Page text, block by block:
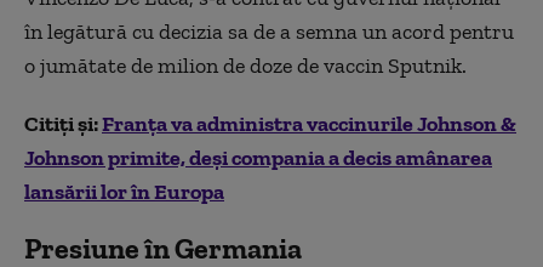
în legătură cu decizia sa de a semna un acord pentru
o jumătate de milion de doze de vaccin Sputnik.
Citiți și:Franța va administra vaccinurile Johnson &
Johnson primite, deși compania a decis amânarea
lansării lor în Europa
Presiune în Germania